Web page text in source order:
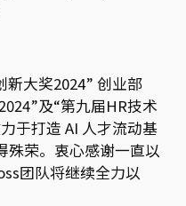
新大奖2024” 创业部
及“第九届HR技术
于打造 AI 人才流动基
殊荣。衷心感谢一直以
团队将继续全力以